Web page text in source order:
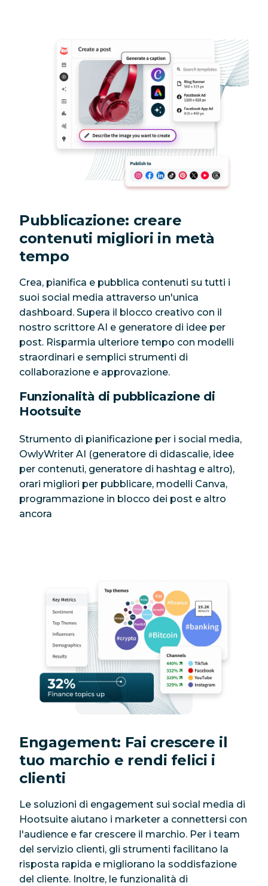
Pubblicazione: creare
contenuti migliori in metà
tempo
Crea, pianifica e pubblica contenuti su tutti i
suoi social media attraverso un'unica
dashboard. Supera il blocco creativo con il
nostro scrittore AI e generatore di idee per
post. Risparmia ulteriore tempo con modelli
straordinari e semplici strumenti di
collaborazione e approvazione.
Funzionalità di pubblicazione di
Hootsuite
Strumento di pianificazione per i social media,
OwlyWriter AI (generatore di didascalie, idee
per contenuti, generatore di hashtag e altro),
orari migliori per pubblicare, modelli Canva,
programmazione in blocco dei post e altro
ancora
Engagement: Fai crescere il
tuo marchio e rendi felici i
clienti
Le soluzioni di engagement sui social media di
Hootsuite aiutano i marketer a connettersi con
l'audience e far crescere il marchio. Per i team
del servizio clienti, gli strumenti facilitano la
risposta rapida e migliorano la soddisfazione
del cliente. Inoltre, le funzionalità di